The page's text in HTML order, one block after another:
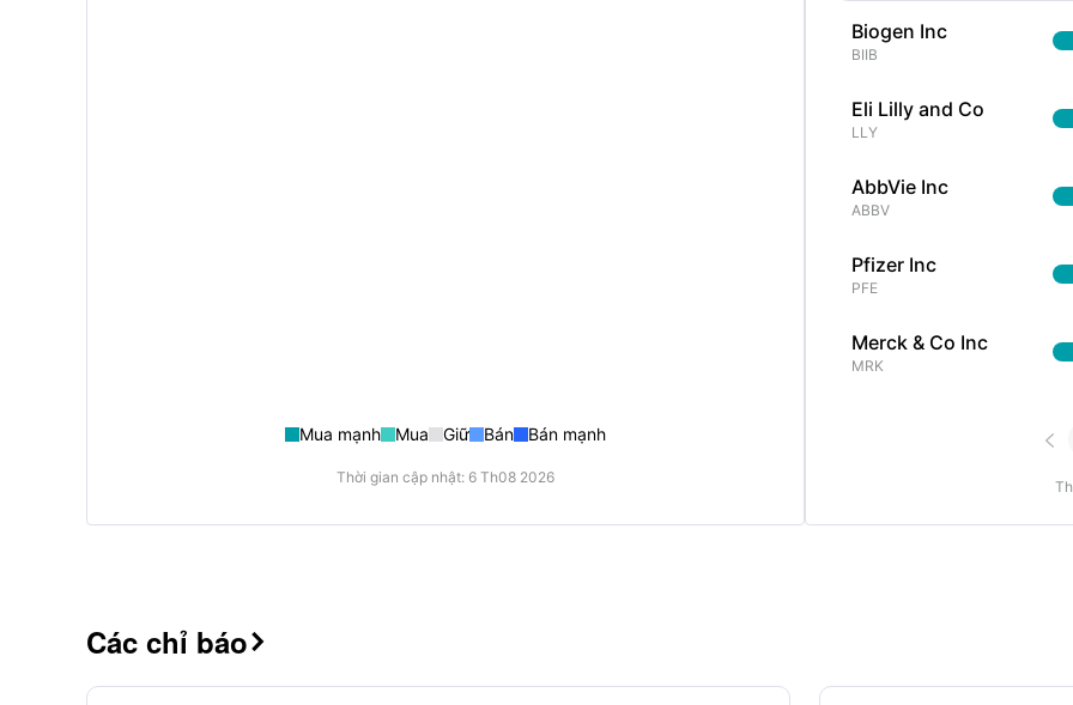
Mua mạnh Mua Giữ Bán Bán mạnh
Thời gian cập nhật: 6 Th08 2026
Biogen Inc
BIIB
Eli Lilly and Co
LLY
AbbVie Inc
ABBV
Pfizer Inc
PFE
Merck & Co Inc
MRK

Các chỉ báo 